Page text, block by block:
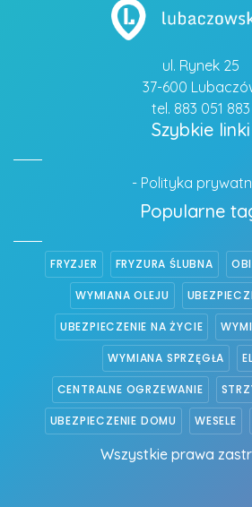
ul. Rynek 25
37-600
tel. 883 051 883
Szybkie linki
- Polityka
Popularne
FRYZJER FRYZURA ŚLUBNA
WYMIANA OLEJU
UBEZPIECZENIE NA ŻYCIE
WYMIANA SPRZĘGŁA
CENTRALNE OGRZEWANIE
UBEZPIECZENIE DOMU WESELE
Wszystkie prawa